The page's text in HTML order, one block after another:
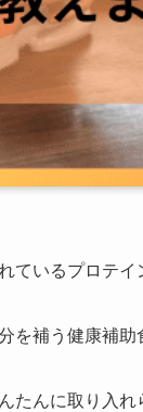
ているプロテイ
を補う健康補助
んに取り入れ